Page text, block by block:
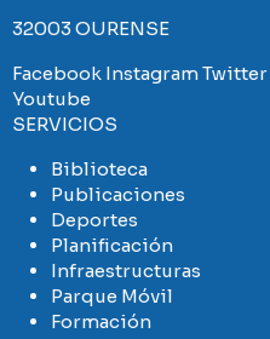
32003 OURENSE
Facebook InstagramTwitter
Youtube
SERVICIOS
Biblioteca
Publicaciones
Deportes
Planificación
Infraestructuras
Parque Móvil
Formación